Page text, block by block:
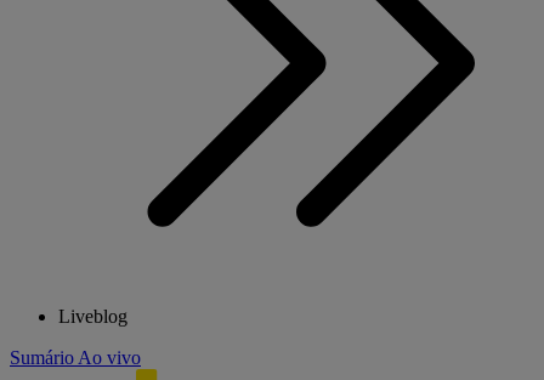
Liveblog
Sumário Ao vivo